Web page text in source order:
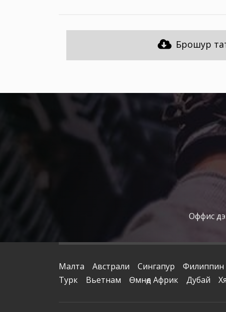
Брошур
Оффис
Малта Австрали Сингапур Филиппин
Турк
Вьетнам Өмнөд Африк Дубай